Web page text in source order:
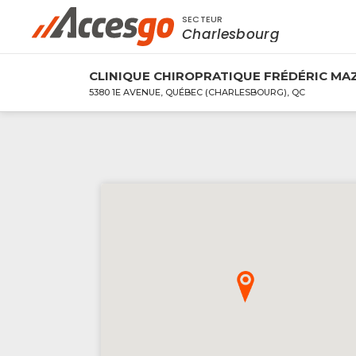
Rechercher à proximité - Entreprise /
SECTEUR
Charlesbourg
CLINIQUE CHIROPRATIQUE FRÉDÉRIC
5380 1E AVENUE, QUÉBEC (CHARLESBOURG), QC